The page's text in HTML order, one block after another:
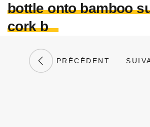
bottle onto bamboo
cork b
PRÉCÉDENT